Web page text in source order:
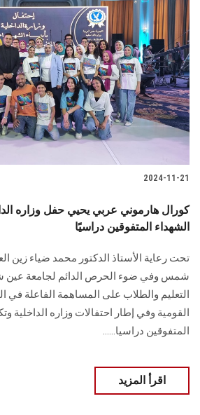
سجل الان
2024-11-21
كورال هارموني عربي يحيي حفل وزاره
الشهداء المتفوقين دراسيًا
تحت رعاية الأستاذ الدكتور محمد ضياء زين
شمس وفي ضوء ‏الحرص الدائم لجامعة
التعليم والطلاب على المساهمة الفاعلة في
القومية وفي إطار احتفالات وزاره الداخلية
‏المتفوقين دراسيا‎.‎.....
اقرأ المزيد